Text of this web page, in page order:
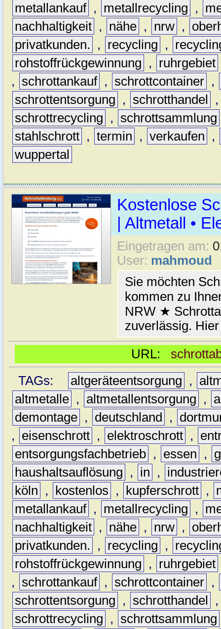
metallankauf , metallrecycling ,
nachhaltigkeit , nähe , nrw ,
privatkunden.
, recycling ,
rohstoffrückgewinnung
, ruhrgebiet
,
schrottankauf , schrottcontainer ,
schrottentsorgung
, schrotthandel
schrottrecycling
, schrottsammlung
stahlschrott , termin , verkaufen
,
wuppertal
Kostenlose
| Altmetall •
Eingetragen am:
User: mahmoud
Sie möchten
kommen zu
NRW ★
zuverlässig.
URL:
TAGs:
altgeräteentsorgung ,
altmetalle , altmetallentsorgung ,
demontage , deutschland ,
,
eisenschrott , elektroschrott ,
entsorgungsfachbetrieb , essen ,
haushaltsauflösung
, in ,
köln
, kostenlos , kupferschrott ,
metallankauf , metallrecycling ,
nachhaltigkeit , nähe , nrw ,
privatkunden.
, recycling ,
rohstoffrückgewinnung
, ruhrgebiet
,
schrottankauf , schrottcontainer ,
schrottentsorgung
, schrotthandel
schrottrecycling
, schrottsammlung